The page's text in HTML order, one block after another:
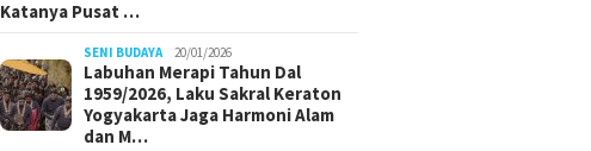
Katanya Pusat …
SENI BUDAYA 20/01/2026
Labuhan Merapi Tahun Dal
1959/2026, Laku Sakral Keraton
Yogyakarta Jaga Harmoni Alam
dan M…